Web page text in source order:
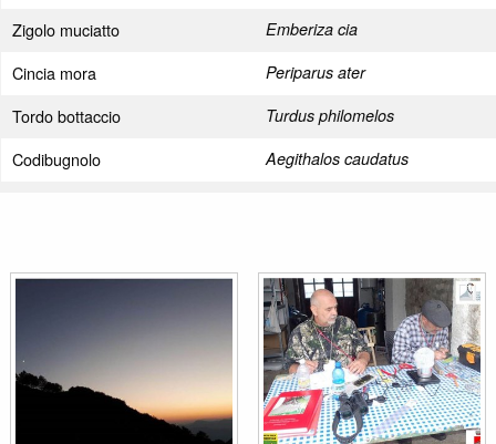
Zigolo muciatto Emberiza cia
Cincia mora Periparus ater
Tordo bottaccio Turdus philomelos
Codibugnolo Aegithalos caudatus
Fringilla coelebs
Anthus spinoletta
Merlo Turdus merula
Codirosso spazzacamino Phoenicurus ochruros